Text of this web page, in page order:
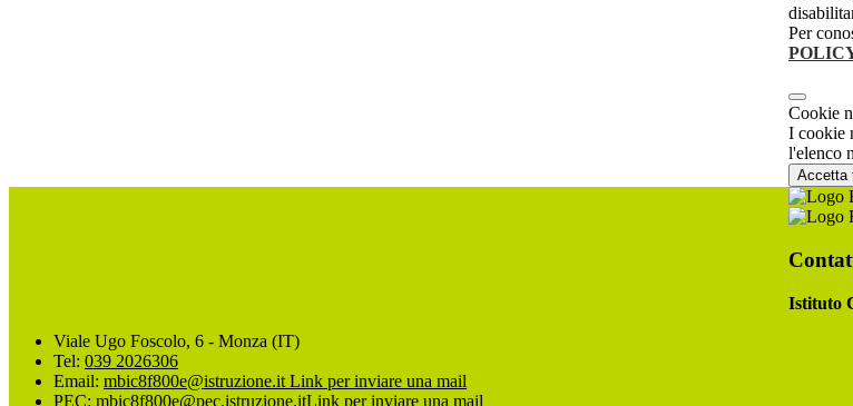
Per
Cookie
I cookie
l'elenco
Accetta
Istituto
Viale Ugo Foscolo, 6 - Monza (IT)
Tel: 039 2026306
Email: mbic8f800e@istruzione.it Link per inviare una mail
PEC: mbic8f800e@pec.istruzione.itLink per inviare una mail